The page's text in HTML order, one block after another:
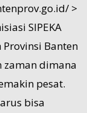
>
SIPEKA
Banten
zaman dimana
pesat.
bisa